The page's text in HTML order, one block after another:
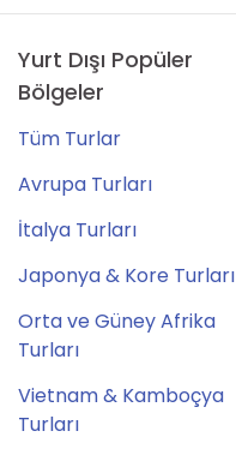
Yurt Dışı Popüler
Bölgeler
Tüm Turlar
Avrupa Turları
İtalya Turları
Japonya & Kore Turları
Orta ve Güney Afrika
Turları
Vietnam & Kamboçya
Turları